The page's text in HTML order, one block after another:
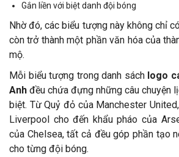
Gắn liền với biệt danh đội bóng
Nhờ đó, các biểu tượng này không chỉ
còn trở thành một phần văn hóa của
mộ.
Mỗi biểu tượng trong danh sách logo
Anh đều chứa đựng những câu chuyện
biệt. Từ Quỷ đỏ của Manchester
Liverpool cho đến khẩu pháo của
của Chelsea, tất cả đều góp phần tạo
cho từng đội bóng.